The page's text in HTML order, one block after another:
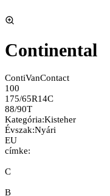
Continental
ContiVanContact
100
175/65R14C
88/90T
Kategória:Kisteher
Évszak:Nyári
EU
címke:
C
B